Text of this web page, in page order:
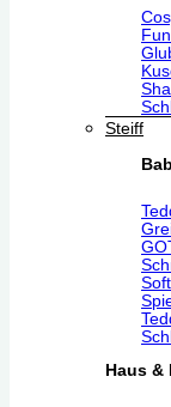
Steiff
Haus &